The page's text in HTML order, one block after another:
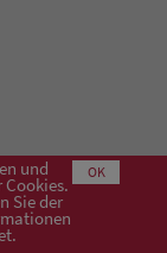
und
Sie der
OK
Datenschutzerklärung